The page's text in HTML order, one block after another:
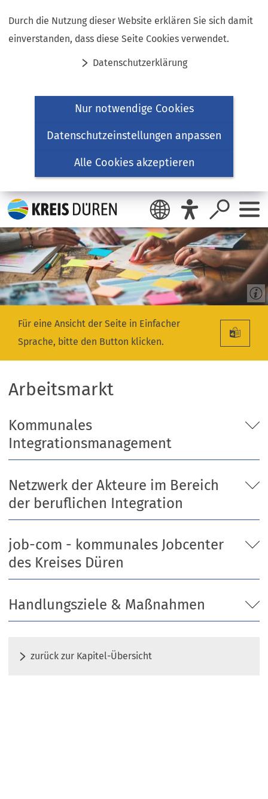
Durch die Nutzung dieser Website erklären Sie sich damit
einverstanden, dass diese Seite Cookies verwendet.
Datenschutzerklärung
Nur notwendige Cookies
Datenschutzeinstellungen anpassen
Alle Cookies akzeptieren
Inhalt anspringen
Für eine Ansicht der Seite in Einfacher
Sprache, bitte den Button klicken.
Arbeitsmarkt
Kommunales
Integrationsmanagement
Netzwerk der Akteure im Bereich
der beruflichen Integration
job-com - kommunales Jobcenter
des Kreises Düren
Handlungsziele & Maßnahmen
zurück zur Kapitel-Übersicht